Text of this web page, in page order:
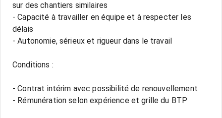
sur des chantiers similaires
- Capacité à travailler en équipe et à respecter les
délais
- Autonomie, sérieux et rigueur dans le travail
Conditions :
- Contrat intérim avec possibilité de renouvellement
- Rémunération selon expérience et grille du BTP